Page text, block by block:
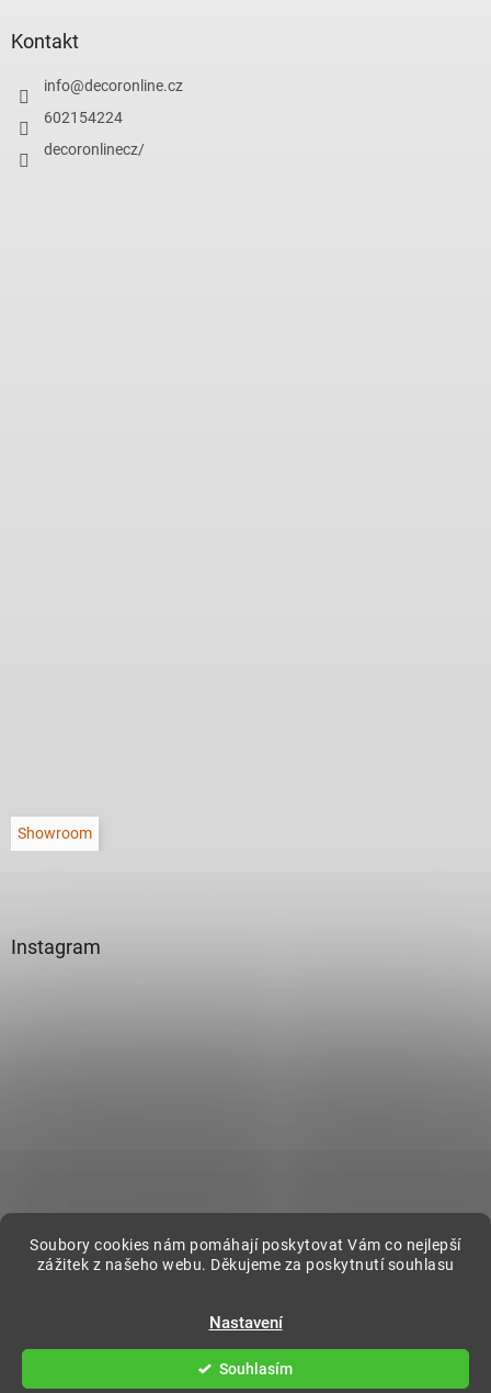
Soubory cookies nám pomáhají poskytovat Vám co nejlepší
zážitek z našeho webu. Děkujeme za poskytnutí souhlasu
Nastavení
Souhlasím
Kontakt
info@decoronline.cz
602154224
decoronlinecz/
Showroom
Instagram
DecorOnline. Všechna práva vyhrazena.